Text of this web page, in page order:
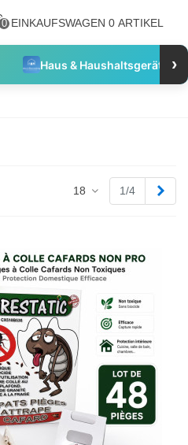
0 EINKAUFSWAGEN 0 ARTIKEL
Haus & Haushaltsgeräte ›
18 1/4